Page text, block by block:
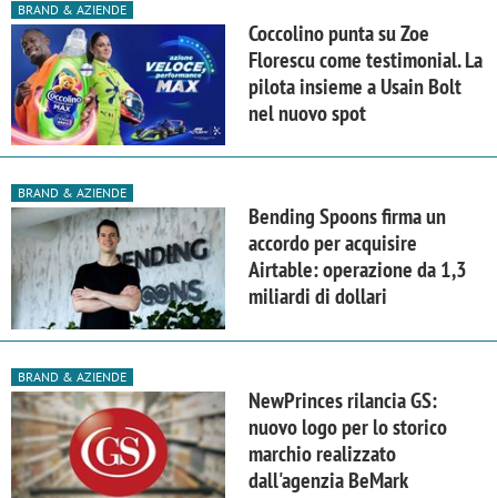
BRAND & AZIENDE
Coccolino punta su Zoe
Florescu come testimonial. La
pilota insieme a Usain Bolt
nel nuovo spot
BRAND & AZIENDE
Bending Spoons firma un
accordo per acquisire
Airtable: operazione da 1,3
miliardi di dollari
BRAND & AZIENDE
NewPrinces rilancia GS:
nuovo logo per lo storico
marchio realizzato
dall'agenzia BeMark